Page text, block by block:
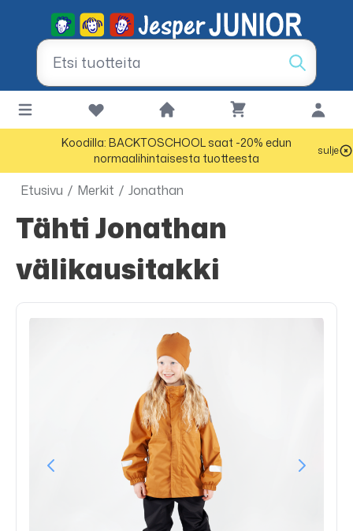
Koodilla: BACKTOSCHOOL saat -20% edun
normaalihintaisesta tuotteesta
sulje
Etusivu / Merkit / Jonathan
Tähti Jonathan
välikausitakki